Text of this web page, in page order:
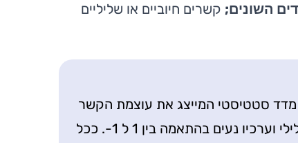
השונים; קשרים חיוביים או שליליים
סטטיסטי המייצג את עוצמת הקשר
בין שני משתנים. הקשר יכול להיות מלא או לא קיים כלל, חיובי או שלילי וערכיו נעים בהתאמה בין 1 ל 1-. ככל